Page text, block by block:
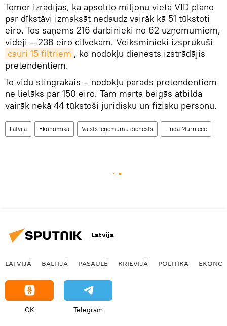
Tomēr izrādījās, ka apsolīto miljonu vietā VID plāno
par dīkstāvi izmaksāt nedaudz vairāk kā 51 tūkstoti
eiro. Tos saņems 216 darbinieki no 62 uzņēmumiem,
vidēji – 238 eiro cilvēkam. Veiksminieki izsprukuši
cauri 15 filtriem , ko nodokļu dienests izstrādājis
pretendentiem.
To vidū stingrākais – nodokļu parāds pretendentiem
ne lielāks par 150 eiro. Tam marta beigās atbilda
vairāk nekā 44 tūkstoši juridisku un fizisku personu.
Latvijā Ekonomika Valsts ieņēmumu dienests Linda Mūrniece
Latvija
LATVIJĀ BALTIJĀ PASAULĒ KRIEVIJĀ POLITIKA
OK Telegram